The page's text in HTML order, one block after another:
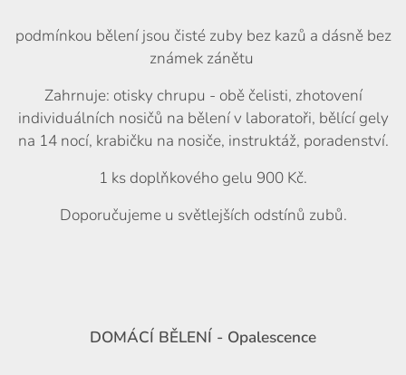
podmínkou bělení jsou čisté zuby bez kazů a dásně bez
známek zánětu
Zahrnuje: otisky chrupu - obě čelisti, zhotovení
individuálních nosičů na bělení v laboratoři, bělící gely
na 14 nocí, krabičku na nosiče, instruktáž, poradenství.
1 ks doplňkového gelu 900 Kč.
Doporučujeme u světlejších odstínů zubů.
DOMÁCÍ BĚLENÍ - Opalescence